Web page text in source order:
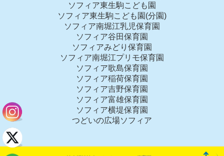
ソフィア東生駒こども園
ソフィア東生駒こども園(分園)
ソフィア南堀江乳児保育園
ソフィア谷田保育園
ソフィアみどり保育園
ソフィア南堀江プリモ保育園
ソフィア歌島保育園
ソフィア稲荷保育園
ソフィア吉野保育園
ソフィア富雄保育園
ソフィア横堤保育園
つどいの広場ソフィア